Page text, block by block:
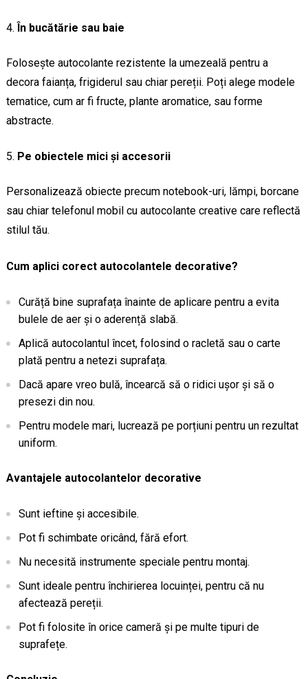
În bucătărie sau baie
Folosește autocolante rezistente la umezeală pentru a
decora faianța, frigiderul sau chiar pereții. Poți alege modele
tematice, cum ar fi fructe, plante aromatice, sau forme
abstracte.
Pe obiectele mici și accesorii
Personalizează obiecte precum notebook-uri, lămpi, borcane
sau chiar telefonul mobil cu autocolante creative care reflectă
stilul tău.
Cum aplici corect autocolantele decorative?
Curăță bine suprafața înainte de aplicare pentru a evita
bulele de aer și o aderență slabă.
Aplică autocolantul încet, folosind o racletă sau o carte
plată pentru a netezi suprafața.
Dacă apare vreo bulă, încearcă să o ridici ușor și să o
presezi din nou.
Pentru modele mari, lucrează pe porțiuni pentru un rezultat
uniform.
Avantajele autocolantelor decorative
Sunt ieftine și accesibile.
Pot fi schimbate oricând, fără efort.
Nu necesită instrumente speciale pentru montaj.
Sunt ideale pentru închirierea locuinței, pentru că nu
afectează pereții.
Pot fi folosite în orice cameră și pe multe tipuri de
suprafețe.